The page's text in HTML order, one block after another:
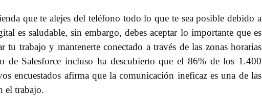
que te alejes del teléfono todo lo que te sea posible debido a
es saludable, sin embargo, debes aceptar lo importante que es
tu trabajo y mantenerte conectado a través de las zonas horarias
de Salesforce incluso ha descubierto que el 86% de los 1.400
encuestados afirma que la comunicación ineficaz es una de las
el trabajo.